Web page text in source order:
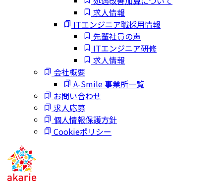
求人情報
ITエンジニア職採用情報
先輩社員の声
ITエンジニア研修
求人情報
会社概要
A-Smile 事業所一覧
お問い合わせ
求人応募
個人情報保護方針
Cookieポリシー